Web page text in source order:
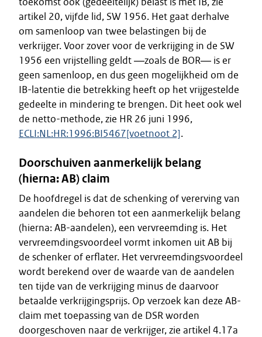
artikel 20, vijfde lid, SW 1956. Het gaat derhalve
om samenloop van twee belastingen bij de
verkrijger. Voor zover voor de verkrijging in de SW
1956 een vrijstelling geldt ―zoals de BOR― is er
geen samenloop, en dus geen mogelijkheid om de
IB-latentie die betrekking heeft op het vrijgestelde
gedeelte in mindering te brengen. Dit heet ook wel
de netto-methode, zie HR 26 juni 1996,
ECLI:NL:HR:1996:BI5467[voetnoot 2].
Doorschuiven aanmerkelijk belang
(hierna: AB) claim
De hoofdregel is dat de schenking of vererving van
aandelen die behoren tot een aanmerkelijk belang
(hierna: AB-aandelen), een vervreemding is. Het
vervreemdingsvoordeel vormt inkomen uit AB bij
de schenker of erflater. Het vervreemdingsvoordeel
wordt berekend over de waarde van de aandelen
ten tijde van de verkrijging minus de daarvoor
betaalde verkrijgingsprijs. Op verzoek kan deze AB-
claim met toepassing van de DSR worden
doorgeschoven naar de verkrijger, zie artikel 4.17a